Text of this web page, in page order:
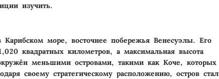
изучить.
Карибском море, восточнее побережья Венесуэлы. Его
квадратных километров, а максимальная высота
меньшими островами, такими как Коче, которых
своему стратегическому расположению, остров стал